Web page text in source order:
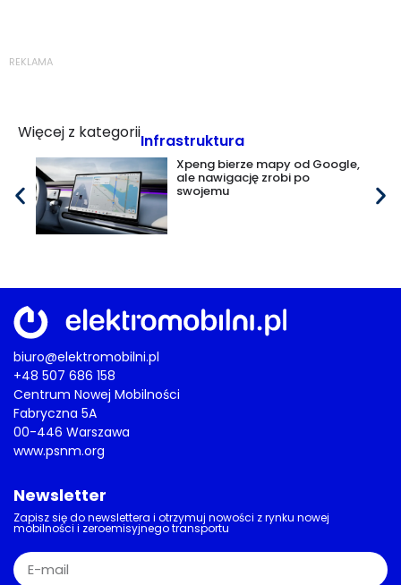
REKLAMA
Więcej z kategoriiInfrastruktura
Xpeng bierze mapy od Google,
ale nawigację zrobi po
swojemu
biuro@elektromobilni.pl
+48 507 686 158
Centrum Nowej Mobilności
Fabryczna 5A
00-446 Warszawa
www.psnm.org
Newsletter
Zapisz się do newslettera i otrzymuj nowości z rynku nowej
mobilności i zeroemisyjnego transportu